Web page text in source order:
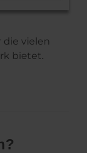
die vielen
bietet.